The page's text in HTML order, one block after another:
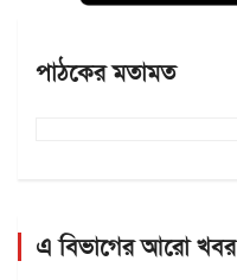
পাঠকের মতামত
এ বিভাগের আরো খবর